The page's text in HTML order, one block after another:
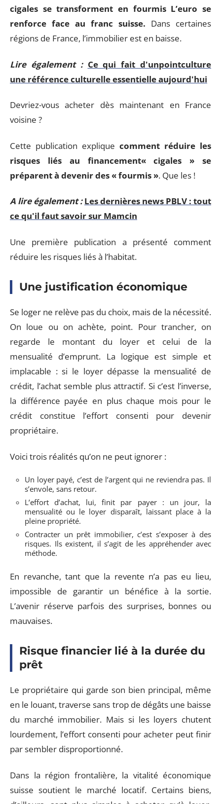
cigales se transforment en fourmis L’euro se
renforce face au franc suisse. Dans certaines
régions de France, l’immobilier est en baisse.
Lire également : Ce qui fait d'unpointculture
une référence culturelle essentielle aujourd'hui
Devriez-vous acheter dès maintenant en France
voisine ?
Cette publication explique comment réduire les
risques liés au financement« cigales » se
préparent à devenir des « fourmis ». Que les !
A lire également : Les dernières news PBLV : tout
ce qu'il faut savoir sur Mamcin
Une première publication a présenté comment
réduire les risques liés à l’habitat.
Une justification économique
Se loger ne relève pas du choix, mais de la nécessité.
On loue ou on achète, point. Pour trancher, on
regarde le montant du loyer et celui de la
mensualité d’emprunt. La logique est simple et
implacable : si le loyer dépasse la mensualité de
crédit, l’achat semble plus attractif. Si c’est l’inverse,
la différence payée en plus chaque mois pour le
crédit constitue l’effort consenti pour devenir
propriétaire.
Voici trois réalités qu’on ne peut ignorer :
Un loyer payé, c’est de l’argent qui ne reviendra pas. Il
s’envole, sans retour.
L’effort d’achat, lui, finit par payer : un jour, la
mensualité ou le loyer disparaît, laissant place à la
pleine propriété.
Contracter un prêt immobilier, c’est s’exposer à des
risques. Ils existent, il s’agit de les appréhender avec
méthode.
En revanche, tant que la revente n’a pas eu lieu,
impossible de garantir un bénéfice à la sortie.
L’avenir réserve parfois des surprises, bonnes ou
mauvaises.
Risque financier lié à la durée du
prêt
Le propriétaire qui garde son bien principal, même
en le louant, traverse sans trop de dégâts une baisse
du marché immobilier. Mais si les loyers chutent
lourdement, l’effort consenti pour acheter peut finir
par sembler disproportionné.
Dans la région frontalière, la vitalité économique
suisse soutient le marché locatif. Certains biens,